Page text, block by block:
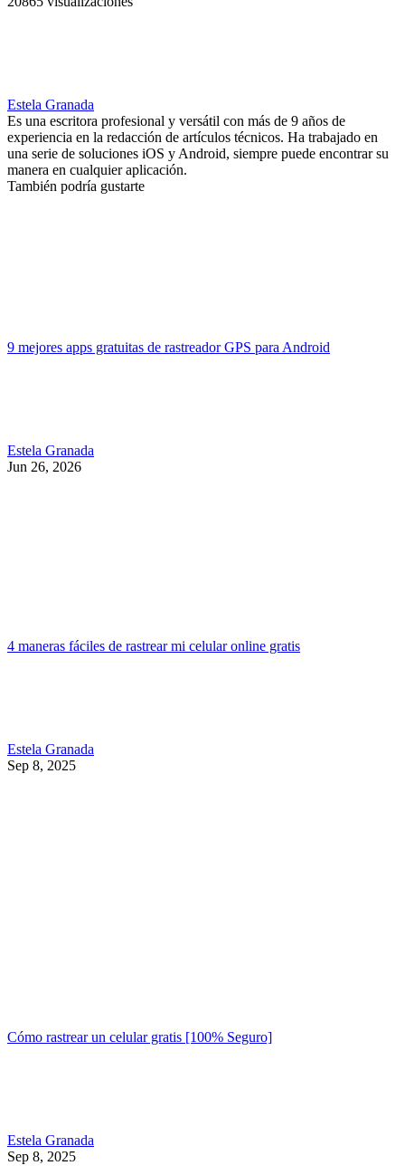
Estela Granada
Es una escritora profesional y versátil con más de 9 años de
experiencia en la redacción de artículos técnicos. Ha trabajado en
una serie de soluciones iOS y Android, siempre puede encontrar su
manera en cualquier aplicación.
También podría gustarte
9 mejores apps gratuitas de rastreador GPS para Android
Estela Granada
Jun 26, 2026
4 maneras fáciles de rastrear mi celular online gratis
Estela Granada
Sep 8, 2025
Cómo rastrear un celular gratis [100% Seguro]
Estela Granada
Sep 8, 2025